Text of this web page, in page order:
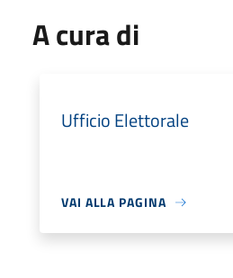
A cura di
Ufficio Elettorale
VAI ALLA PAGINA